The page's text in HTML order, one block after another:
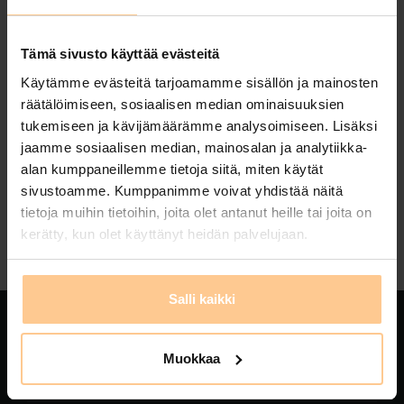
Tämä sivusto käyttää evästeitä
Käytämme evästeitä tarjoamamme sisällön ja mainosten
räätälöimiseen, sosiaalisen median ominaisuuksien
tukemiseen ja kävijämäärämme analysoimiseen. Lisäksi
jaamme sosiaalisen median, mainosalan ja analytiikka-
alan kumppaneillemme tietoja siitä, miten käytät
sivustoamme. Kumppanimme voivat yhdistää näitä
tietoja muihin tietoihin, joita olet antanut heille tai joita on
kerätty, kun olet käyttänyt heidän palvelujaan.
Salli kaikki
Muokkaa
Sorry, the page you are looking for has not been
found.
Search